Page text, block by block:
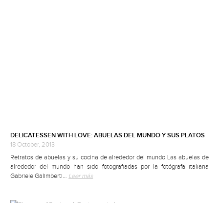
DELICATESSEN WITH LOVE: ABUELAS DEL MUNDO Y SUS PLATOS
18 October, 2013
Retratos de abuelas y su cocina de alrededor del mundo Las abuelas de
alrededor del mundo han sido fotografiadas por la fotógrafa italiana
Gabriele Galimberti… Leer más